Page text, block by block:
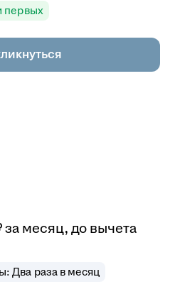
первых
за месяц, до вычета
Два раза в месяц